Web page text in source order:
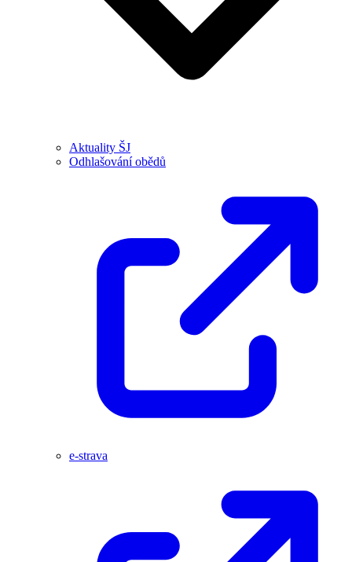
Aktuality ŠJ
Odhlašování obědů
e-strava